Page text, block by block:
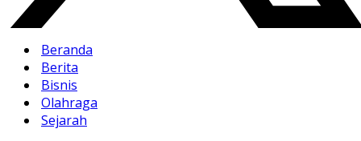
Beranda
Berita
Bisnis
Olahraga
Sejarah